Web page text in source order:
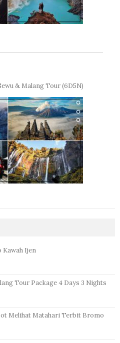
& Malang Tour (6D5N)
Kawah Ijen
Tour Package 4 Days 3 Nights
Melihat Matahari Terbit Bromo